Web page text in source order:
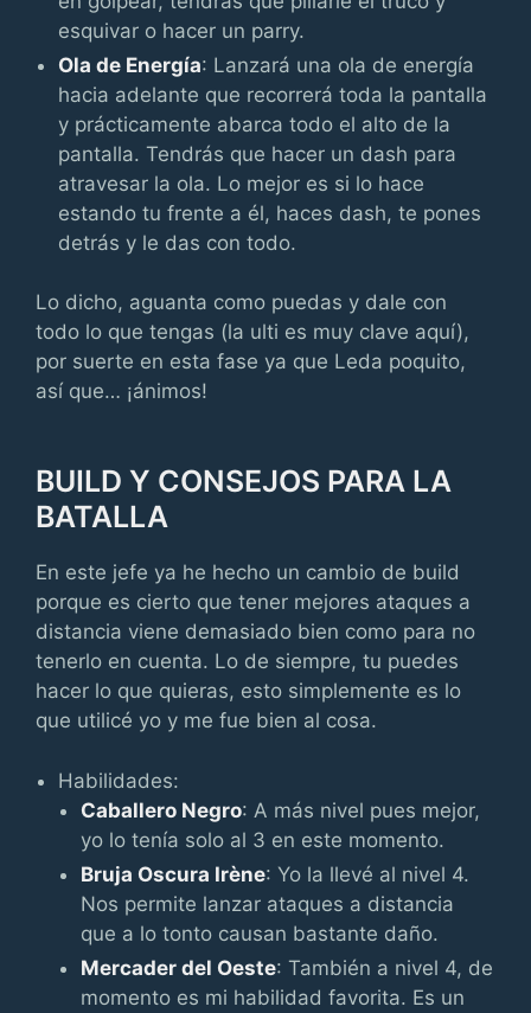
esquivar o hacer un parry.
Ola de Energía: Lanzará una ola de energía
hacia adelante que recorrerá toda la pantalla
y prácticamente abarca todo el alto de la
pantalla. Tendrás que hacer un dash para
atravesar la ola. Lo mejor es si lo hace
estando tu frente a él, haces dash, te pones
detrás y le das con todo.
Lo dicho, aguanta como puedas y dale con
todo lo que tengas (la ulti es muy clave aquí),
por suerte en esta fase ya que Leda poquito,
así que… ¡ánimos!
BUILD Y CONSEJOS PARA LA
BATALLA
En este jefe ya he hecho un cambio de build
porque es cierto que tener mejores ataques a
distancia viene demasiado bien como para no
tenerlo en cuenta. Lo de siempre, tu puedes
hacer lo que quieras, esto simplemente es lo
que utilicé yo y me fue bien al cosa.
Habilidades:
Caballero Negro: A más nivel pues mejor,
yo lo tenía solo al 3 en este momento.
Bruja Oscura Irène: Yo la llevé al nivel 4.
Nos permite lanzar ataques a distancia
que a lo tonto causan bastante daño.
Mercader del Oeste: También a nivel 4, de
momento es mi habilidad favorita. Es un